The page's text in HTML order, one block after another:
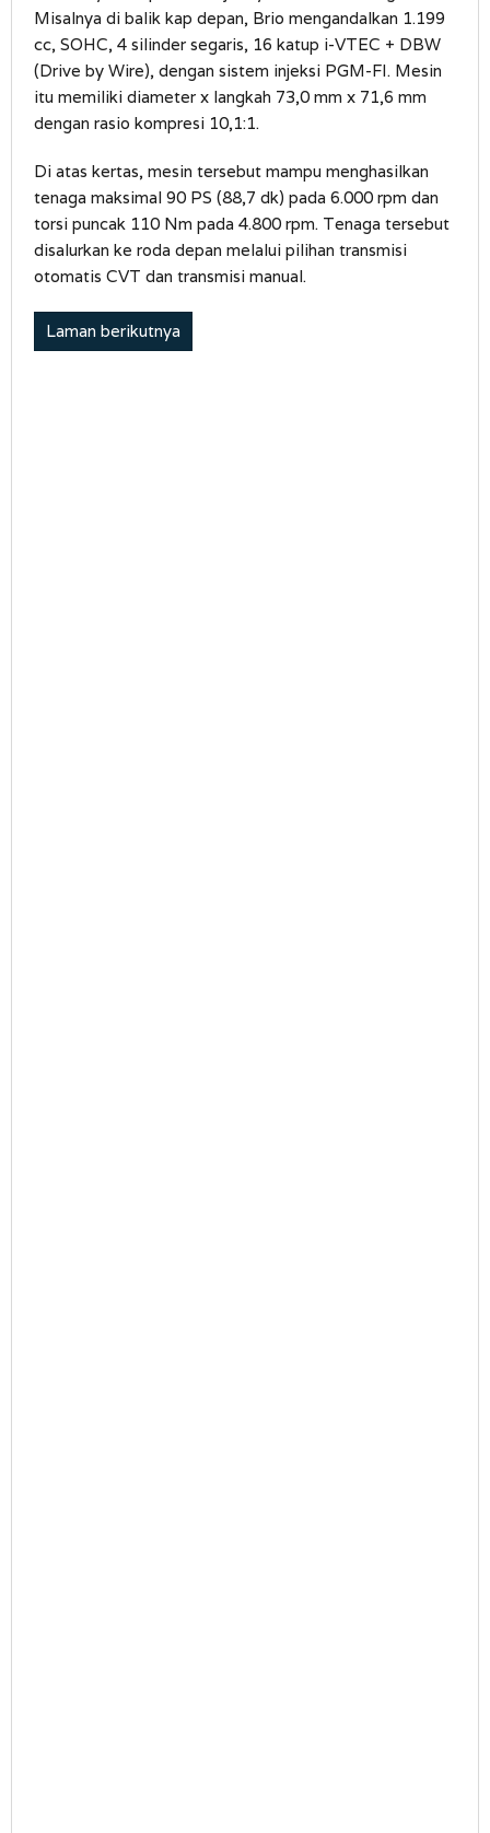
Misalnya di balik kap depan, Brio mengandalkan 1.199
cc, SOHC, 4 silinder segaris, 16 katup i-VTEC + DBW
(Drive by Wire), dengan sistem injeksi PGM-FI. Mesin
itu memiliki diameter x langkah 73,0 mm x 71,6 mm
dengan rasio kompresi 10,1:1.
Di atas kertas, mesin tersebut mampu menghasilkan
tenaga maksimal 90 PS (88,7 dk) pada 6.000 rpm dan
torsi puncak 110 Nm pada 4.800 rpm. Tenaga tersebut
disalurkan ke roda depan melalui pilihan transmisi
otomatis CVT dan transmisi manual.
Laman berikutnya